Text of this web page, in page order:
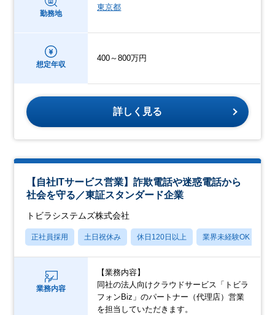
勤務地
東京都
想定年収
400～800万円
詳しく見る
【自社ITサービス営業】詐欺電話や迷惑電話から
社会を守る／東証スタンダード企業
トビラシステムズ株式会社
正社員採用 土日祝休み 休日120日以上 業界未経験OK
業務内容
【業務内容】
同社の法人向けクラウドサービス「トビラ
フォンBiz」のパートナー（代理店）営業
を担当していただきます。